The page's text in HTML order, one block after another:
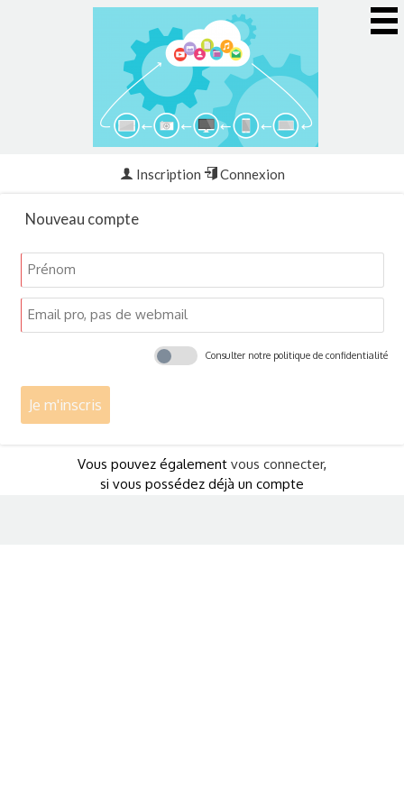
Inscription Connexion
Nouveau compte
Consulter notre politique de confidentialité
Vous pouvez également vous connecter,
si vous possédez déjà un compte